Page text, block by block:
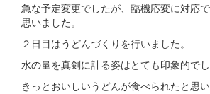
急な予定変更でしたが、臨機応変に対応
思いました。
２日目はうどんづくりを行いました。
水の量を真剣に計る姿はとても印象的でし
きっとおいしいうどんが食べられたと思い